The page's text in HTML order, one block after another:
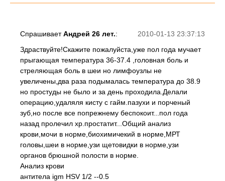
2010-01-13 23:37:13
СпрашиваетАндрей 26 лет.:
Здраствуйте!Скажите пожалуйста,уже пол года мучает
прыгающая температура 36-37.4 ,головная боль и
стреляющая боль в шеи но лимфоузлы не
увеличены,два раза подымалась температура до 38.9
но простуды не было и за день проходила.Делали
операцию,удаляля кисту с гайм.пазухи и порченый
зуб,но после все попрежнему беспокоит...пол года
назад пролечил хр.простатит...Общий анализ
крови,мочи в норме,биохимичекий в норме,МРТ
головы,шеи в норме,узи щетовидки в норме,узи
органов брюшной полости в норме.
Анализ крови
антитела igm HSV 1/2 --0.5